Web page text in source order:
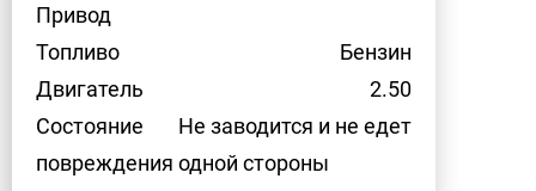
Привод
Топливо
Бензин
Двигатель
2.50
Состояние
Не заводится и не едет
повреждения одной стороны